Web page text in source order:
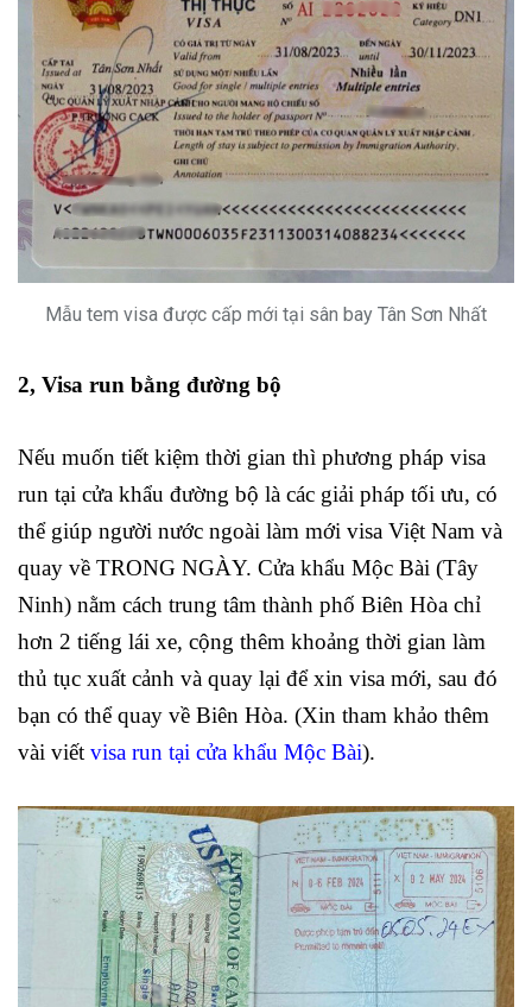
Mẫu tem visa được cấp mới tại sân bay Tân Sơn Nhất
2, Visa run bằng đường bộ
Nếu muốn tiết kiệm thời gian thì phương pháp visa
run tại cửa khẩu đường bộ là các giải pháp tối ưu, có
thể giúp người nước ngoài làm mới visa Việt Nam và
quay về TRONG NGÀY. Cửa khẩu Mộc Bài (Tây
Ninh) nằm cách trung tâm thành phố Biên Hòa chỉ
hơn 2 tiếng lái xe, cộng thêm khoảng thời gian làm
thủ tục xuất cảnh và quay lại để xin visa mới, sau đó
bạn có thể quay về Biên Hòa. (Xin tham khảo thêm
vài viết visa run tại cửa khẩu Mộc Bài).